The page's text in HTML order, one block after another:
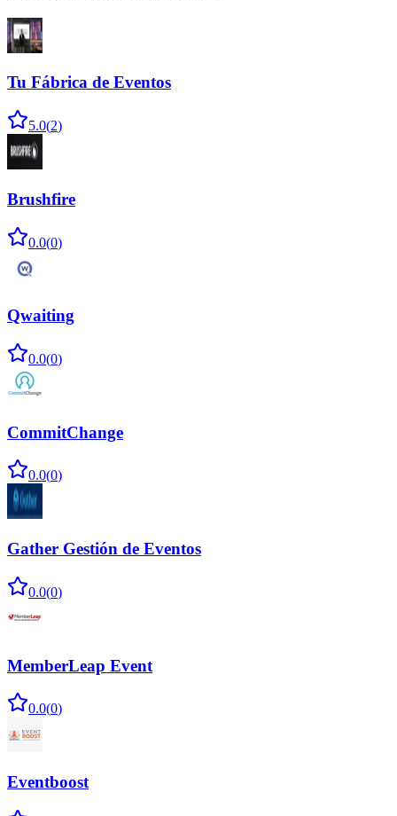
Tu Fábrica de Eventos
5.0(2)
Brushfire
0.0(0)
Qwaiting
0.0(0)
CommitChange
0.0(0)
Gather Gestión de Eventos
0.0(0)
MemberLeap Event
0.0(0)
Eventboost